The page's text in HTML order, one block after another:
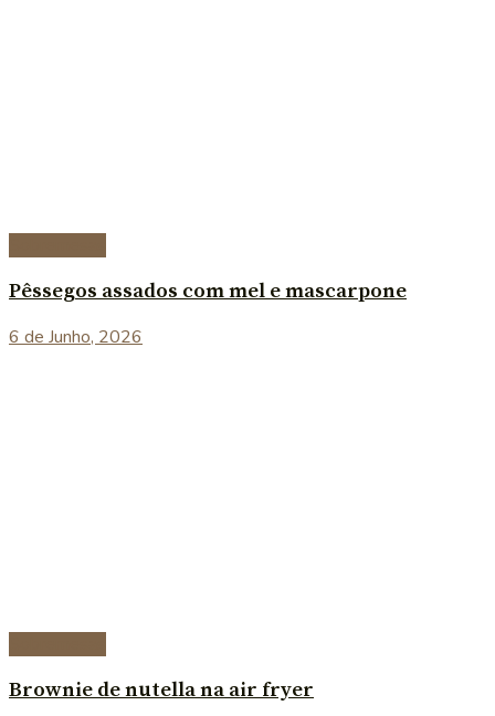
Pêssegos assados com mel e mascarpone
6 de Junho, 2026
Brownie de nutella na air fryer